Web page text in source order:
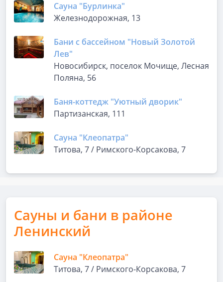
Сауна "Бурлинка"
Железнодорожная, 13
Бани с бассейном "Новый Золотой
Лев"
Новосибирск, поселок Мочище, Лесная
Поляна, 56
Баня-коттедж "Уютный дворик"
Партизанская, 111
Сауна "Клеопатра"
Титова, 7 / Римского-Корсакова, 7
Сауны и бани в районе
Ленинский
Сауна "Клеопатра"
Титова, 7 / Римского-Корсакова, 7